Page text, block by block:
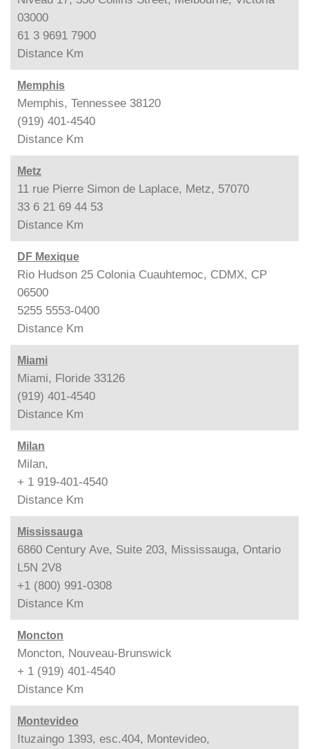
03000
61 3 9691 7900
Distance Km
Memphis
Memphis, Tennessee 38120
(919) 401-4540
Distance Km
Metz
11 rue Pierre Simon de Laplace, Metz, 57070
33 6 21 69 44 53
Distance Km
DF Mexique
Rio Hudson 25 Colonia Cuauhtemoc, CDMX, CP
06500
5255 5553-0400
Distance Km
Miami
Miami, Floride 33126
(919) 401-4540
Distance Km
Milan
Milan,
+ 1 919-401-4540
Distance Km
Mississauga
6860 Century Ave, Suite 203, Mississauga, Ontario
L5N 2V8
+1 (800) 991-0308
Distance Km
Moncton
Moncton, Nouveau-Brunswick
+ 1 (919) 401-4540
Distance Km
Montevideo
Ituzaingo 1393, esc.404, Montevideo,